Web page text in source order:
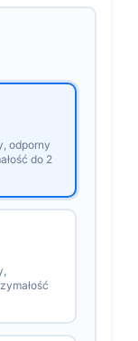
odporny
do 2